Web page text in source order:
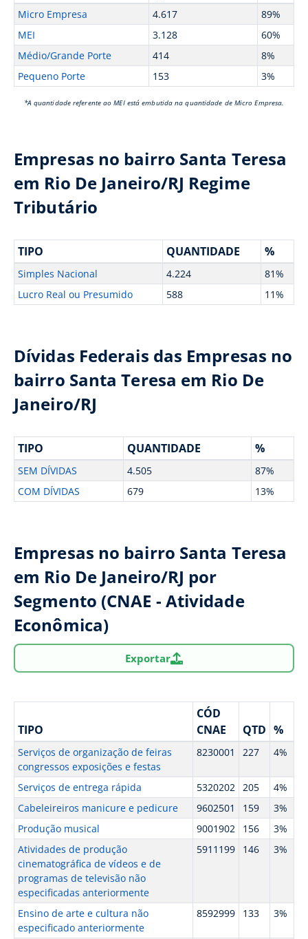
Micro Empresa 4.617
89%
MEI
3.128
60%
Médio/Grande Porte
414
8%
Pequeno Porte
153 3%
*A quantidade referente ao MEI está embutida na quantidade de Micro Empresa.
Empresas no bairro Santa Teresa
em Rio De Janeiro/RJ Regime
Tributário
TIPO QUANTIDADE %
Simples Nacional 4.224
81%
Lucro Real ou Presumido
588 11%
Dívidas Federais das Empresas no
bairro Santa Teresa em Rio De
Janeiro/RJ
TIPO QUANTIDADE %
SEM DÍVIDAS 4.505
87%
COM DÍVIDAS
679 13%
Empresas no bairro Santa Teresa
em Rio De Janeiro/RJ por
Segmento (CNAE - Atividade
Econômica)
Exportar
TIPO
CÓD
CNAE
QTD %
Serviços de organização de feiras
congressos exposições e festas
8230001 227 4%
Serviços de entrega rápida 5320202 205
4%
Cabeleireiros manicure e pedicure
9602501 159
3%
Produção musical
9001902 156
3%
Atividades de produção
cinematográfica de vídeos e de
programas de televisão não
especificadas anteriormente
5911199 146 3%
Ensino de arte e cultura não
especificado anteriormente
8592999 133 3%